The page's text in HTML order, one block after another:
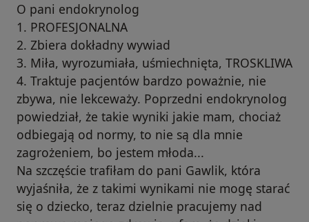
O pani endokrynolog
1. PROFESJONALNA
2. Zbiera dokładny wywiad
3. Miła, wyrozumiała, uśmiechnięta, TROSKLIWA
4. Traktuje pacjentów bardzo poważnie, nie
zbywa, nie lekceważy. Poprzedni endokrynolog
powiedział, że takie wyniki jakie mam, chociaż
odbiegają od normy, to nie są dla mnie
zagrożeniem, bo jestem młoda...
Na szczęście trafiłam do pani Gawlik, która
wyjaśniła, że z takimi wynikami nie mogę starać
się o dziecko, teraz dzielnie pracujemy nad